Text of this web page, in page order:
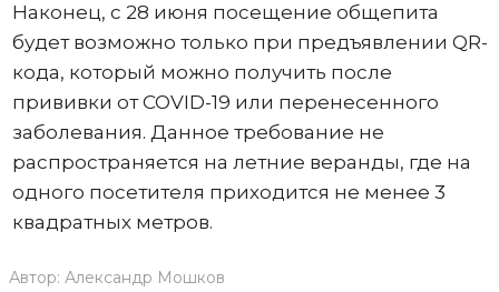
Наконец, с 28 июня посещение общепита
будет возможно только при предъявлении QR-
кода, который можно получить после
прививки от COVID-19 или перенесенного
заболевания. Данное требование не
распространяется на летние веранды, где на
одного посетителя приходится не менее 3
квадратных метров.
Автор: Александр Мошков